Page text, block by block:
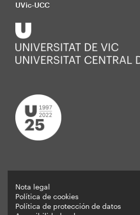
UVic-UCC
Peu
Nota legal
Política de cookies
Política de protección de datos